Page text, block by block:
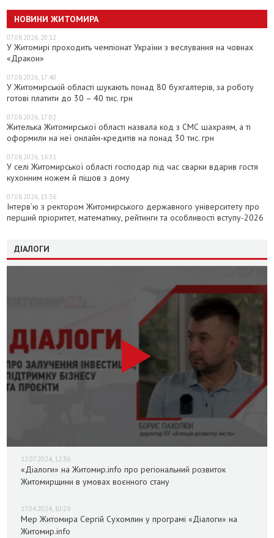
НОВИНИ ЖИТОМИРА
07.08.2026, 20:12
У Житомирі проходить чемпіонат України з веслування на човнах
«Дракон»
07.08.2026, 17:40
У Житомирській області шукають понад 80 бухгалтерів, за роботу
готові платити до 30 – 40 тис. грн
07.08.2026, 17:02
Жителька Житомирської області назвала код з СМС шахраям, а ті
оформили на неї онлайн-кредитів на понад 30 тис. грн
07.08.2026, 16:31
У селі Житомирської області господар під час сварки вдарив гостя
кухонним ножем й пішов з дому
07.08.2026, 15:36
Інтерв’ю з ректором Житомирського державного університету про
перший пріоритет, математику, рейтинги та особливості вступу-2026
ДІАЛОГИ
12.07.2024, 12:36
«Діалоги» на Житомир.info про регіональний розвиток
Житомирщини в умовах воєнного стану
17.04.2024, 10:29
Мер Житомира Сергій Сухомлин у програмі «Діалоги» на
Житомир.info